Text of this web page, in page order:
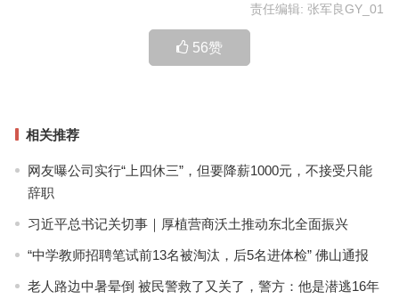
责任编辑: 张军良GY_01
56赞
相关推荐
网友曝公司实行“上四休三”，但要降薪1000元，不接受只能
辞职
习近平总书记关切事｜厚植营商沃土推动东北全面振兴
“中学教师招聘笔试前13名被淘汰，后5名进体检” 佛山通报
老人路边中暑晕倒 被民警救了又关了，警方：他是潜逃16年